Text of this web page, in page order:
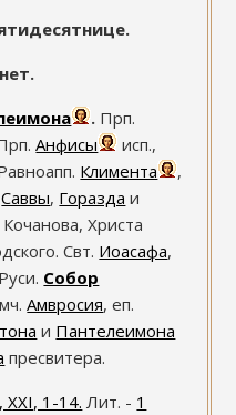
. Прп.
Анфисы
исп.,
Климента
,
Саввы, Горазда и
Кочанова, Христа
Свт. Иоасафа,
Собор
Амвросия, еп.
и Пантелеимона
пресвитера.
XXI, 1-14. Лит. - 1